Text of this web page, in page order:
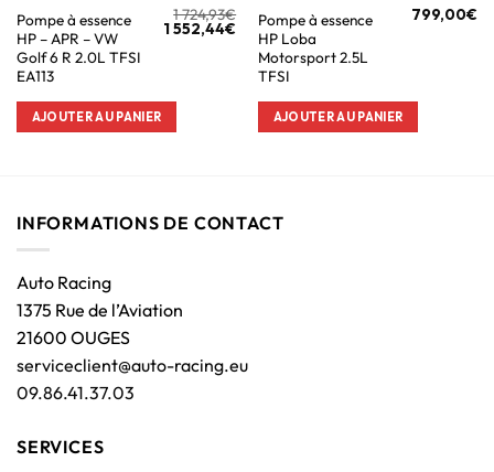
Pompe à essence
HP – APR – VW
Golf 6 R 2.0L TFSI
EA113
1 724,93€
1 552,44€
AJOUTER AU PANIER
Pompe à essence
HP Loba
Motorsport 2.5L
TFSI
799,00€
AJOUTER AU PANIER
INFORMATIONS DE CONTACT
Auto Racing
1375 Rue de l’Aviation
21600 OUGES
serviceclient@auto-racing.eu
09.86.41.37.03
SERVICES